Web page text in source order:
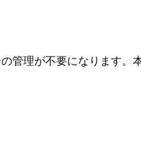
管理が不要になります。